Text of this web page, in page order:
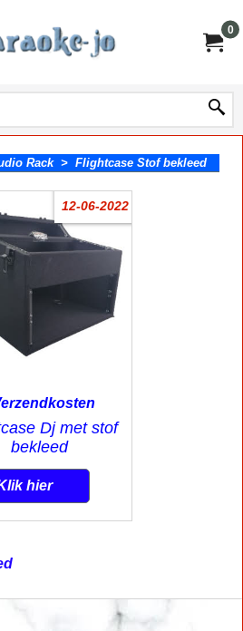
0
Rack> Flightcase Stof bekleed
12-06-2022
incl BTW
Dj met stof
bekleed